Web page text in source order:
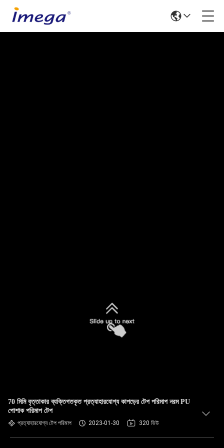
70 মিমি বৃত্তাকার ব্যক্তিগতকৃত প্রত্যাহারযোগ্য কাপড়ের টেপ পরিমাপ নরম PU
পোশাক পরিমাপ টেপ
প্রত্যাহারযোগ্য টেপ পরিমাপ 2023-01-30 320 ভিউ